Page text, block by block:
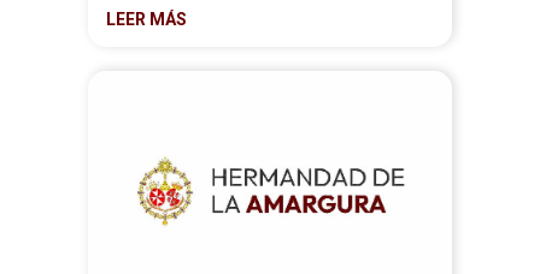
LEER MÁS